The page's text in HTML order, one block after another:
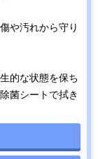
や汚れから守り
的な状態を保ち
菌シートで拭き